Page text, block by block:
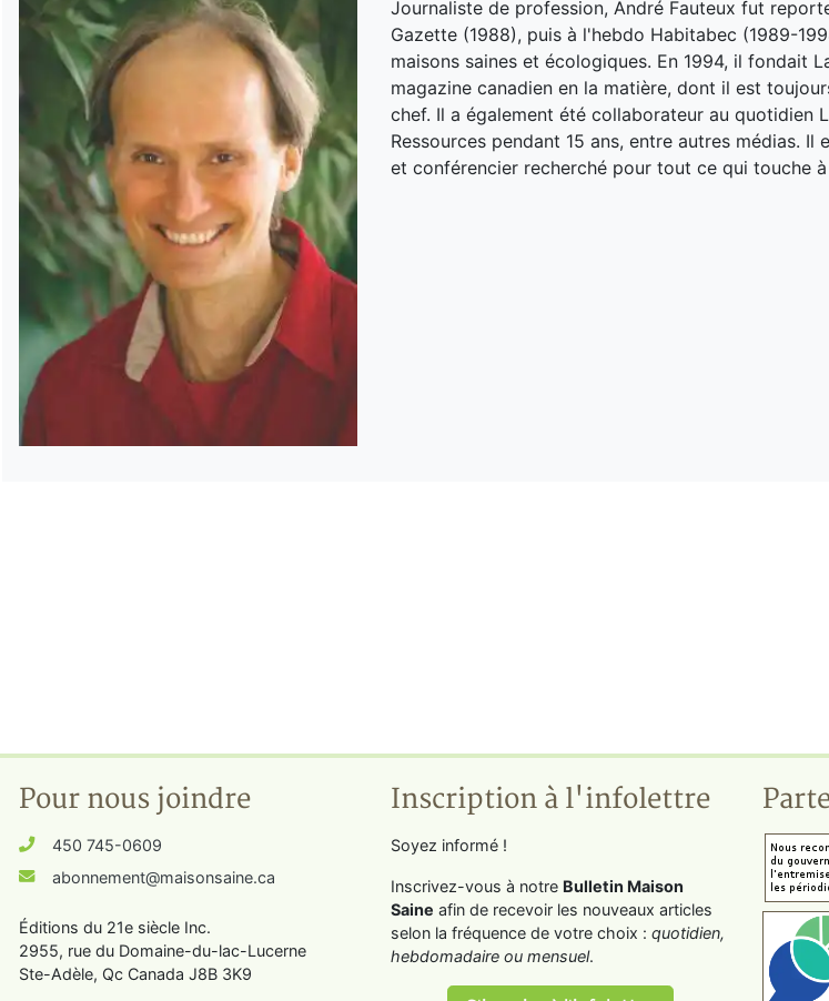
Journaliste de profession, André Fauteux fut
Gazette (1988), puis à l'hebdo Habitabec (1989-
maisons saines et écologiques. En 1994, il fondait
magazine canadien en la matière, dont il est
chef. Il a également été collaborateur au quotidien
Ressources pendant 15 ans, entre autres médias. Il
et conférencier recherché pour tout ce qui touche
Pour nous joindre
450 745-0609
abonnement@maisonsaine.ca
Éditions du 21e siècle Inc.
2955, rue du Domaine-du-lac-Lucerne
Ste-Adèle, Qc Canada J8B 3K9
Inscription à l'infolettre
Soyez informé !
Inscrivez-vous à notre Bulletin Maison
Saine afin de recevoir les nouveaux articles
selon la fréquence de votre choix : quotidien,
hebdomadaire ou mensuel.